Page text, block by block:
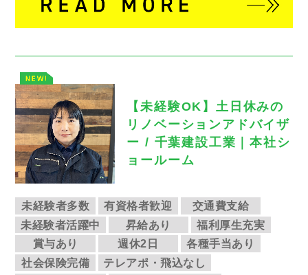
【未経験OK】土日休みの
リノベーションアドバイザ
ー / 千葉建設工業｜本社シ
ョールーム
未経験者多数 有資格者歓迎
交通費支給
未経験者活躍中
昇給あり
福利厚生充実
賞与あり
週休2日
各種手当あり
社会保険完備
テレアポ・飛込なし